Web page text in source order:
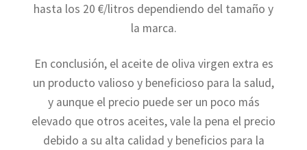
hasta los 20 €/litros dependiendo del tamaño y
la marca.
En conclusión, el aceite de oliva virgen extra es
un producto valioso y beneficioso para la salud,
y aunque el precio puede ser un poco más
elevado que otros aceites, vale la pena el precio
debido a su alta calidad y beneficios para la